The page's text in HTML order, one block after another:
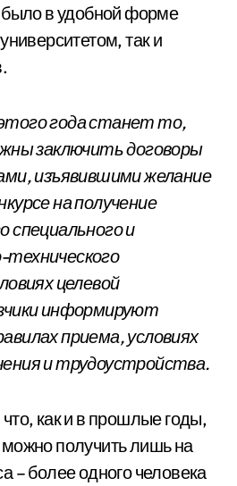
в удобной форме
так и
года станет то,
заключить договоры
изъявившими желание
на получение
специального и
целевой
информируют
приема, условиях
и трудоустройства.
как и в прошлые годы,
получить лишь на
– более одного человека